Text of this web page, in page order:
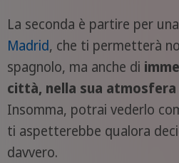
La seconda è partire per una
Madrid, che ti permetterà
spagnolo, ma anche di
città, nella sua atmosfera
Insomma, potrai vederlo
ti aspetterebbe qualora
davvero.